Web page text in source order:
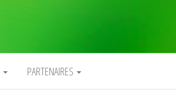
PARTENAIRES